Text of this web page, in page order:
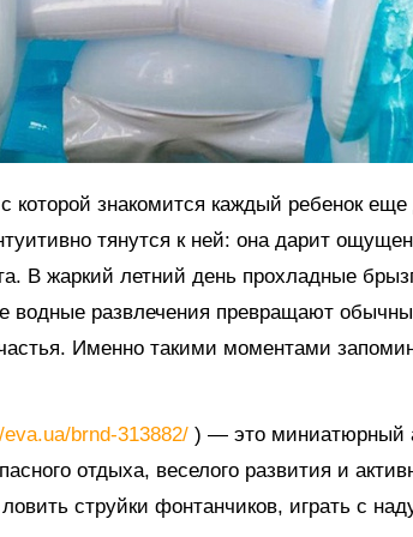
которой знакомится каждый ребенок еще
тянутся к ней: она дарит
В жаркий летний день прохладные
водные развлечения превращают
Именно такими моментами
brnd-313882/ ) — это миниатюрный
отдыха, веселого развития и
струйки фонтанчиков, играть с